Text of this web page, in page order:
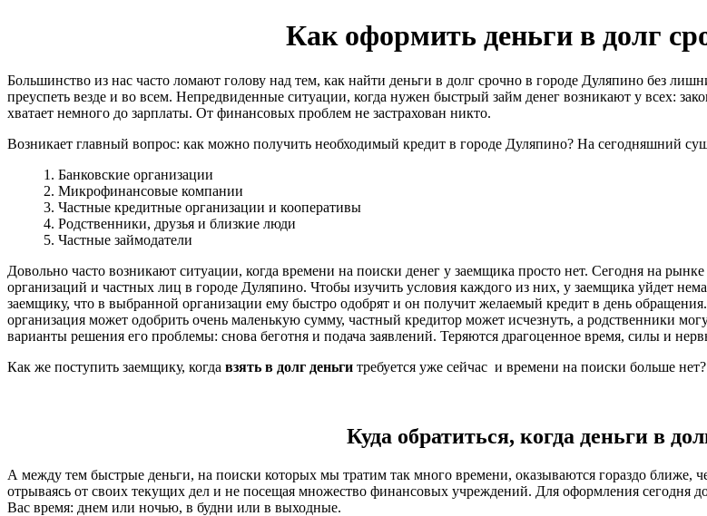
Как оформить деньги в долг
Большинство из нас часто ломают голову над тем, как найти деньги в долг срочно в городе Дуляпино без
преуспеть везде и во всем. Непредвиденные ситуации, когда нужен быстрый займ денег возникают у всех:
хватает немного до зарплаты. От финансовых проблем не застрахован никто.
Возникает главный вопрос: как можно получить необходимый кредит в городе Дуляпино? На сегодняшний
1. Банковские организации
2. Микрофинансовые компании
3. Частные кредитные организации и кооперативы
4. Родственники, друзья и близкие люди
5. Частные займодатели
Довольно часто возникают ситуации, когда времени на поиски денег у заемщика просто нет. Сегодня на
организаций и частных лиц в городе Дуляпино. Чтобы изучить условия каждого из них, у заемщика уйдет
заемщику, что в выбранной организации ему быстро одобрят и он получит желаемый кредит в день
организация может одобрить очень маленькую сумму, частный кредитор может исчезнуть, а родственники
варианты решения его проблемы: снова беготня и подача заявлений. Теряются драгоценное время, силы и
Как же поступить заемщику, когда взять в долг деньги требуется уже сейчас и времени на поиски больше
Куда обратиться, когда деньги в
А между тем быстрые деньги, на поиски которых мы тратим так много времени, оказываются гораздо
отрываясь от своих текущих дел и не посещая множество финансовых учреждений. Для оформления сегодня
Вас время: днем или ночью, в будни или в выходные.